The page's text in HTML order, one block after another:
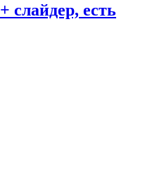
слайдер, есть